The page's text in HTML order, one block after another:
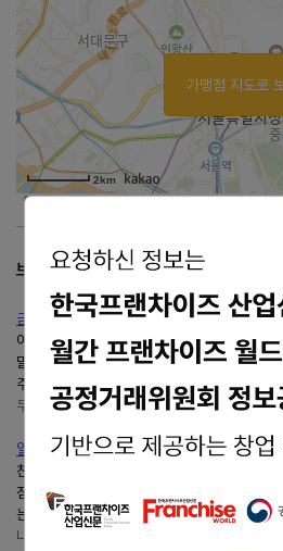
2km
가맹점 지도로
브랜드 리뷰
금호지구 먹자골목"마장동 김씨"금호지구 육
여기에서 다른 고깃집과 다른 점은"김"이 있
말 맛있는거 아셨을까요?... 금호지구 육회 맛
주네가 추천합니다. 초등학생인 두달공주도
두달공주 지구별 구경 이야기
https://
일산 식사동 맛집마장동김씨식사맛집 고기집
친구들과 일산 식사동에 맛있는 고기집을 찾
점에 다녀왔어요. 일산 식사동 맛집 추천마
는다면 고기집부터 생각나는데요. 위시티일
나랑노랑의 홈 Cook